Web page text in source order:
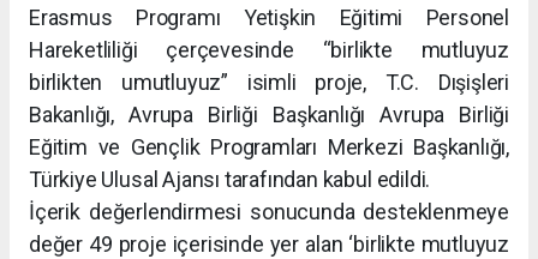
Erasmus Programı Yetişkin Eğitimi Personel
Hareketliliği çerçevesinde “birlikte mutluyuz
birlikten umutluyuz” isimli proje, T.C. Dışişleri
Bakanlığı, Avrupa Birliği Başkanlığı Avrupa Birliği
Eğitim ve Gençlik Programları Merkezi Başkanlığı,
Türkiye Ulusal Ajansı tarafından kabul edildi.
İçerik değerlendirmesi sonucunda desteklenmeye
değer 49 proje içerisinde yer alan ‘birlikte mutluyuz